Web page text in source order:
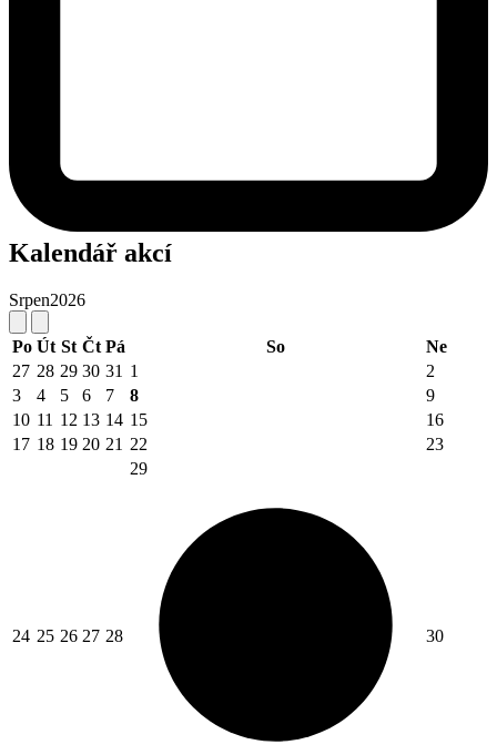
Kalendář akcí
Srpen2026
Po Út St Čt Pá So
Ne
27 28 29 30 31 1
2
3
4 5 6 7 8
9
10 11 12 13 14 15
16
17 18 19 20 21 22 23
24 25 26 27 28
29
30